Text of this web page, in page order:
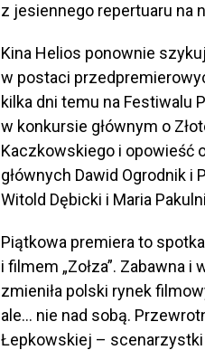
z jesiennego repertuaru na
Kina Helios ponownie
w postaci
kilka dni temu na Festiwalu
w konkursie głównym o
Kaczkowskiego i opowieść
głównych Dawid Ogrodnik i
Witold Dębicki i Maria
Piątkowa premiera to
i filmem „Zołza”. Zabawna
zmieniła polski rynek
ale… nie nad sobą.
Łepkowskiej –